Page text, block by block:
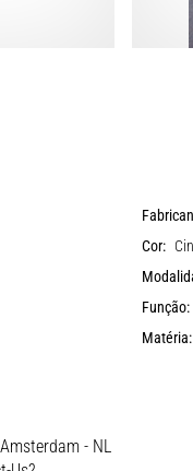
Cor:
Função:
Matéria:
- NL